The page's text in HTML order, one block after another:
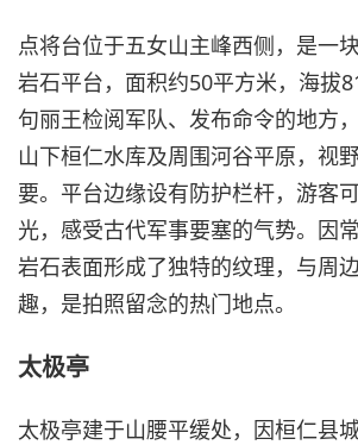
点将台位于五女山主峰西侧，是一
岩石平台，面积约50平方米，海拔
句丽王检阅军队、发布命令的地方
山下桓仁水库及周围河谷平原，视
要。平台边缘设有防护栏杆，游客
光，感受古代军事要塞的气势。因
岩石表面形成了独特的纹理，与周
趣，是拍照留念的热门地点。
太极亭
太极亭建于山腰平缓处，因桓仁县